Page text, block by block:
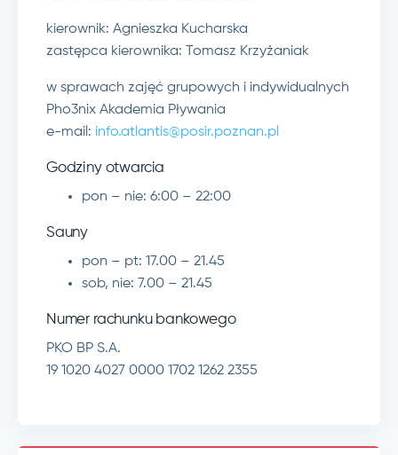
kierownik: Agnieszka Kucharska
zastępca kierownika: Tomasz Krzyżaniak
w sprawach zajęć grupowych i indywidualnych
Pho3nix Akademia Pływania
e-mail: info.atlantis@posir.poznan.pl
Godziny otwarcia
pon – nie: 6:00 – 22:00
Sauny
pon – pt: 17.00 – 21.45
sob, nie: 7.00 – 21.45
Numer rachunku bankowego
PKO BP S.A.
19 1020 4027 0000 1702 1262 2355